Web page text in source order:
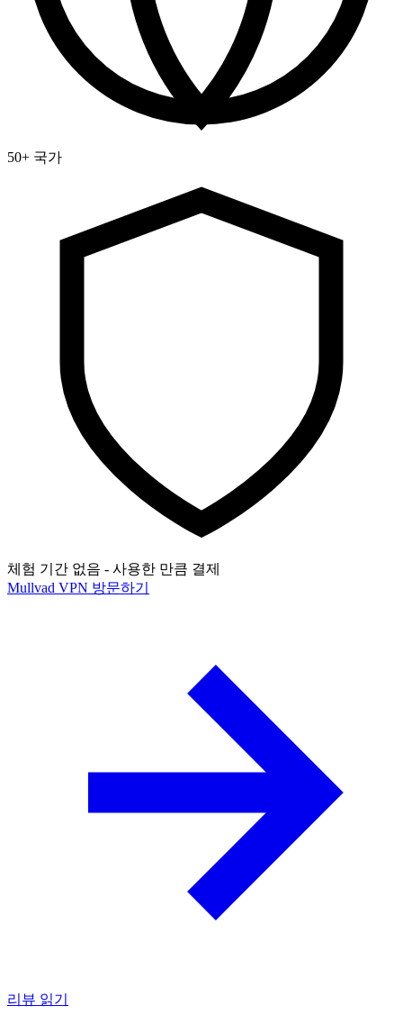
50+ 국가
체험 기간 없음 - 사용한 만큼 결제
Mullvad VPN 방문하기
리뷰 읽기